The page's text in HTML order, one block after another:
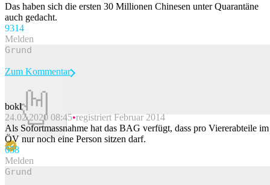
Das haben sich die ersten 30 Millionen Chinesen unter Quarantäne
auch gedacht.
9314
Melden
Beitrag melden
Zum Kommentar
bokl
24.02.2020 08:45 registriert Februar 2014
Als Sofortmassnahme hat das BAG verfügt, dass pro Viererabteile im
ÖV nur noch eine Person sitzen darf.
658
Melden